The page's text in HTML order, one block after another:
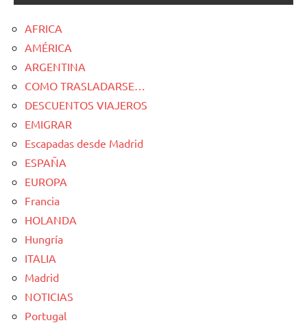
AFRICA
AMÉRICA
ARGENTINA
COMO TRASLADARSE…
DESCUENTOS VIAJEROS
EMIGRAR
Escapadas desde Madrid
ESPAÑA
EUROPA
Francia
HOLANDA
Hungría
ITALIA
Madrid
NOTICIAS
Portugal